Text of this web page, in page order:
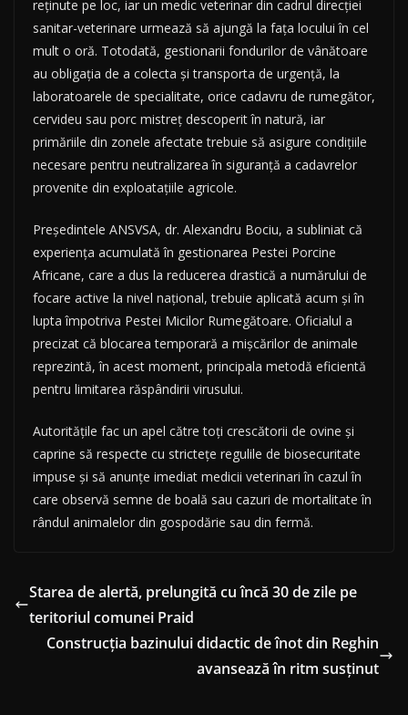
reținute pe loc, iar un medic veterinar din cadrul direcției
sanitar-veterinare urmează să ajungă la fața locului în cel
mult o oră. Totodată, gestionarii fondurilor de vânătoare
au obligația de a colecta și transporta de urgență, la
laboratoarele de specialitate, orice cadavru de rumegător,
cervideu sau porc mistreț descoperit în natură, iar
primăriile din zonele afectate trebuie să asigure condițiile
necesare pentru neutralizarea în siguranță a cadavrelor
provenite din exploatațiile agricole.
Președintele ANSVSA, dr. Alexandru Bociu, a subliniat că
experiența acumulată în gestionarea Pestei Porcine
Africane, care a dus la reducerea drastică a numărului de
focare active la nivel național, trebuie aplicată acum și în
lupta împotriva Pestei Micilor Rumegătoare. Oficialul a
precizat că blocarea temporară a mișcărilor de animale
reprezintă, în acest moment, principala metodă eficientă
pentru limitarea răspândirii virusului.
Autoritățile fac un apel către toți crescătorii de ovine și
caprine să respecte cu strictețe regulile de biosecuritate
impuse și să anunțe imediat medicii veterinari în cazul în
care observă semne de boală sau cazuri de mortalitate în
rândul animalelor din gospodărie sau din fermă.
Starea de alertă, prelungită cu încă 30 de zile pe
teritoriul comunei Praid
Construcția bazinului didactic de înot din Reghin
avansează în ritm susținut